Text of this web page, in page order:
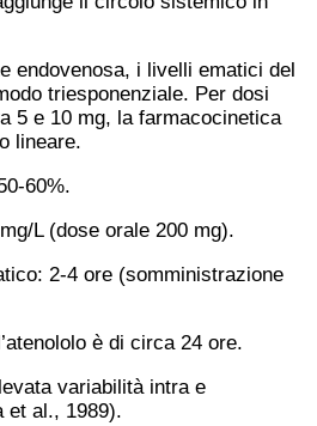
endovenosa, i livelli ematici del
triesponenziale. Per dosi
5 e 10 mg, la farmacocinetica
lineare.
60%.
L (dose orale 200 mg).
2-4 ore (somministrazione
è di circa 24 ore.
variabilità intra e
et al., 1989).